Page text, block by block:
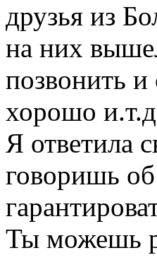
друзья из
на них
позвонить и
хорошо
Я ответила
говоришь
Ты можешь